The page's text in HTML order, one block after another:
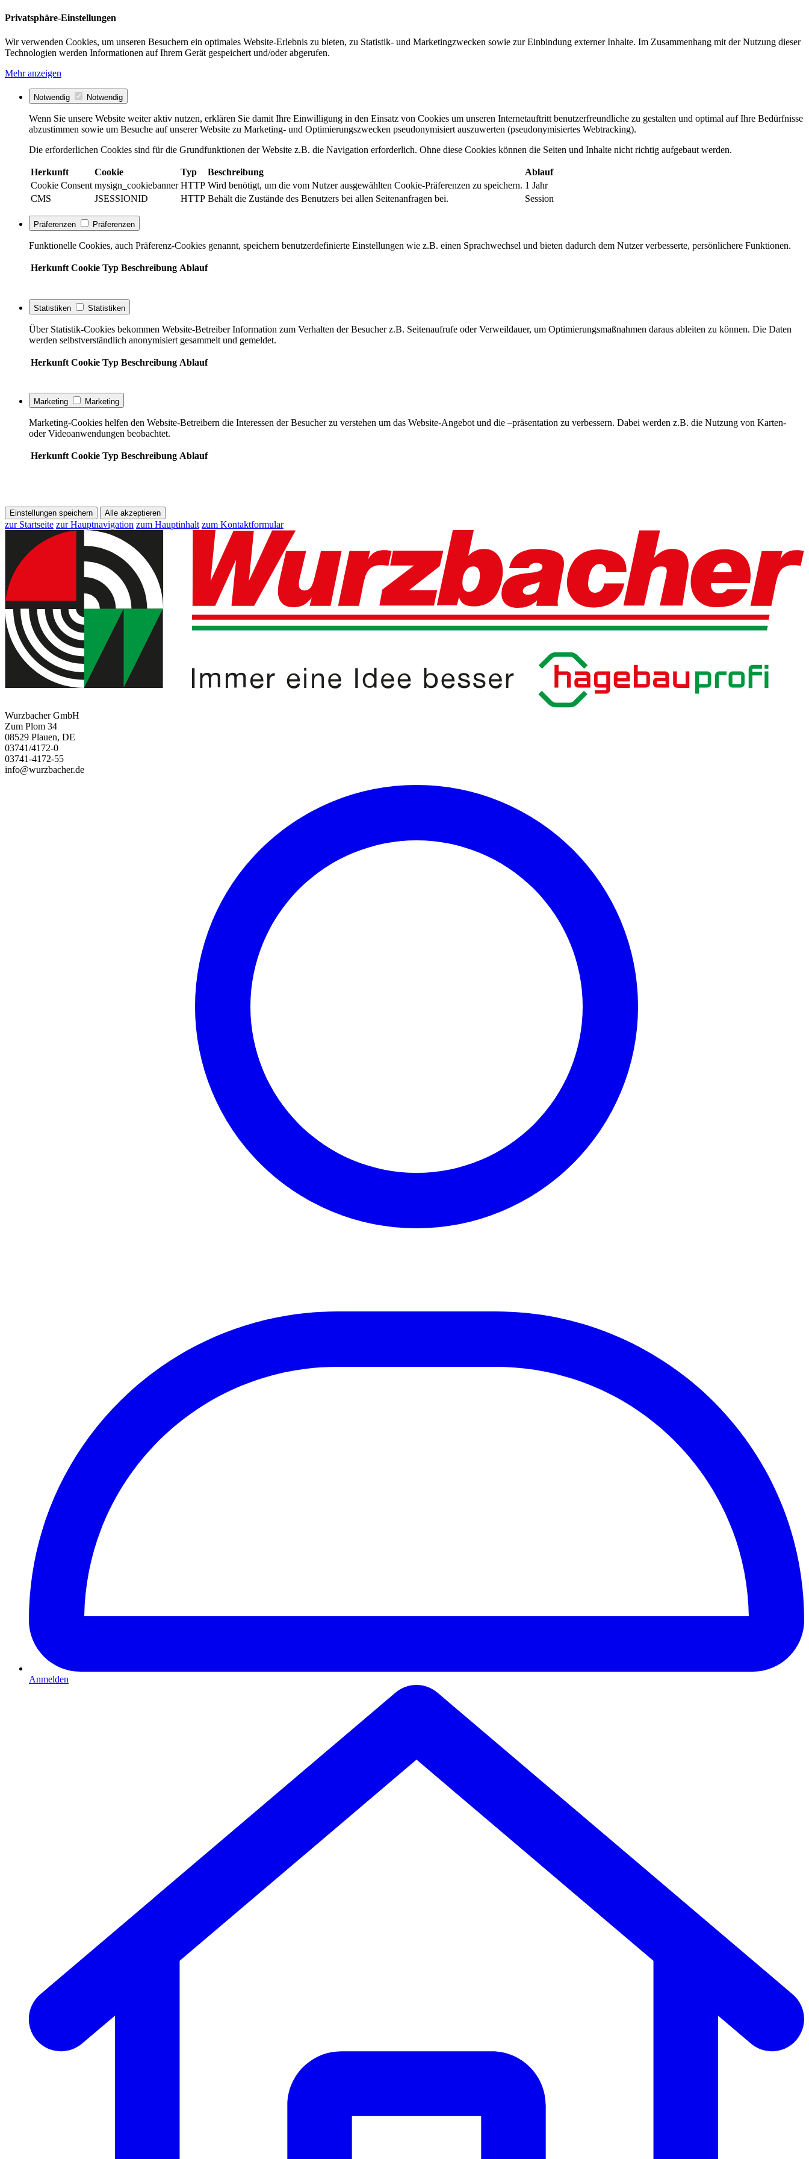
Privatsphäre-Einstellungen
Wir verwenden Cookies, um unseren Besuchern ein optimales Website-Erlebnis zu bieten, zu Statistik- und Marketingzwecken sowie zur Einbindung externer Inhalte. Im Zusammenhang mit der Nutzung dieser
Technologien werden Informationen auf Ihrem Gerät gespeichert und/oder abgerufen.
Mehr anzeigen
Notwendig Notwendig
Wenn Sie unsere Website weiter aktiv nutzen, erklären Sie damit Ihre Einwilligung in den Einsatz von Cookies um unseren Internetauftritt benutzerfreundliche zu gestalten und optimal auf Ihre Bedürfnisse
abzustimmen sowie um Besuche auf unserer Website zu Marketing- und Optimierungszwecken pseudonymisiert auszuwerten (pseudonymisiertes Webtracking).
Die erforderlichen Cookies sind für die Grundfunktionen der Website z.B. die Navigation erforderlich. Ohne diese Cookies können die Seiten und Inhalte nicht richtig aufgebaut werden.
Herkunft Cookie Typ Beschreibung
Ablauf
Cookie Consent mysign_cookiebanner HTTP Wird benötigt, um die vom Nutzer ausgewählten Cookie-Präferenzen zu speichern. 1 Jahr
CMS
JSESSIONID HTTP Behält die Zustände des Benutzers bei allen Seitenanfragen bei. Session
Präferenzen Präferenzen
Funktionelle Cookies, auch Präferenz-Cookies genannt, speichern benutzerdefinierte Einstellungen wie z.B. einen Sprachwechsel und bieten dadurch dem Nutzer verbesserte, persönlichere Funktionen.
Herkunft Cookie Typ Beschreibung Ablauf
Statistiken Statistiken
Über Statistik-Cookies bekommen Website-Betreiber Information zum Verhalten der Besucher z.B. Seitenaufrufe oder Verweildauer, um Optimierungsmaßnahmen daraus ableiten zu können. Die Daten
werden selbstverständlich anonymisiert gesammelt und gemeldet.
Herkunft Cookie Typ Beschreibung Ablauf
Marketing Marketing
Marketing-Cookies helfen den Website-Betreibern die Interessen der Besucher zu verstehen um das Website-Angebot und die –präsentation zu verbessern. Dabei werden z.B. die Nutzung von Karten-
oder Videoanwendungen beobachtet.
Herkunft Cookie Typ Beschreibung Ablauf
Einstellungen speichern Alle akzeptieren
zur Startseite zur Hauptnavigation zum Hauptinhalt zum Kontaktformular
Wurzbacher GmbH
Zum Plom 34
08529 Plauen, DE
03741/4172-0
03741-4172-55
info@wurzbacher.de
Anmelden